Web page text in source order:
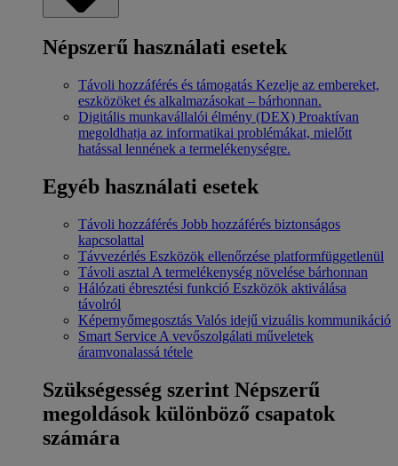
Népszerű használati esetek
Távoli hozzáférés és támogatás Kezelje az embereket,
eszközöket és alkalmazásokat – bárhonnan.
Digitális munkavállalói élmény (DEX) Proaktívan
megoldhatja az informatikai problémákat, mielőtt
hatással lennének a termelékenységre.
Egyéb használati esetek
Távoli hozzáférés Jobb hozzáférés biztonságos
kapcsolattal
Távvezérlés Eszközök ellenőrzése platformfüggetlenül
Távoli asztal A termelékenység növelése bárhonnan
Hálózati ébresztési funkció Eszközök aktiválása
távolról
Képernyőmegosztás Valós idejű vizuális kommunikáció
Smart Service A vevőszolgálati műveletek
áramvonalassá tétele
Szükségesség szerint Népszerű
megoldások különböző csapatok
számára